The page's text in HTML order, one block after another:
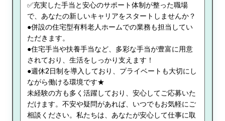
✅充実した手当と安心のサポート体制が整った職場
で、あなたの新しいキャリアをスタートしませんか？
●併設の住宅型有料老人ホームでの業務も担当してい
ただきます。
●住宅手当や扶養手当など、多彩な手当が豊富に用意
されており、生活をしっかり支えます！
●週休2日制を導入しており、プライベートも大切にし
ながら働ける環境です★
未経験の方も多く活躍しており、安心してご応募いた
だけます。不安や疑問があれば、いつでもお気軽にご
相談ください。私たちは、あなたが安心して仕事に取